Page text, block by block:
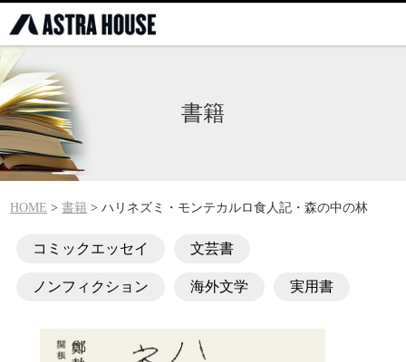
書籍
HOME >書籍 >ハリネズミ・モンテカルロ食人記・森の中の林
コミックエッセイ 文芸書
ノンフィクション 海外文学 実用書